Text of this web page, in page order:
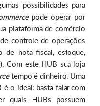
possibilidades para
pode operar por
plataforma de comércio
controle de operações
de nota fiscal, estoque,
Com este HUB sua loja
tempo é dinheiro. Uma
é o ideal: basta falar com
quais HUBs possuem